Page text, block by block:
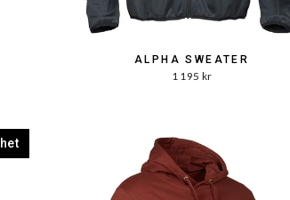
ALPHA SWEATER
1 195 kr